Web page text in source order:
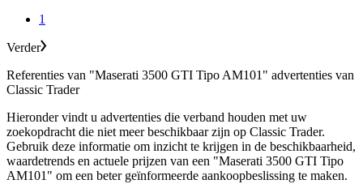
1
Verder
Referenties van "Maserati 3500 GTI Tipo AM101" advertenties van
Classic Trader
Hieronder vindt u advertenties die verband houden met uw
zoekopdracht die niet meer beschikbaar zijn op Classic Trader.
Gebruik deze informatie om inzicht te krijgen in de beschikbaarheid,
waardetrends en actuele prijzen van een "Maserati 3500 GTI Tipo
AM101" om een beter geïnformeerde aankoopbeslissing te maken.